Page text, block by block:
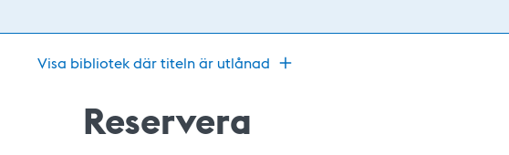
Visa bibliotek där titeln är utlånad
Reservera